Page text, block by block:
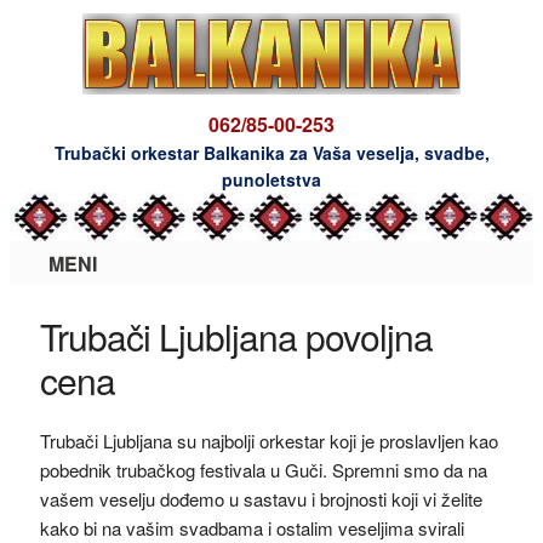
062/85-00-253
Trubački orkestar Balkanika za Vaša veselja, svadbe,
punoletstva
MENI
Trubači Ljubljana povoljna
cena
Trubači Ljubljana su najbolji orkestar koji je proslavljen kao
pobednik trubačkog festivala u Guči. Spremni smo da na
vašem veselju dođemo u sastavu i brojnosti koji vi želite
kako bi na vašim svadbama i ostalim veseljima svirali